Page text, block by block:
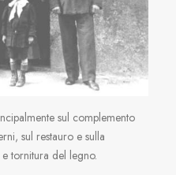
sul complemento
sul restauro e sulla
tornitura del legno.